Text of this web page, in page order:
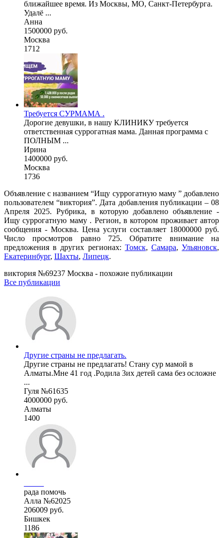
ближайшее время. Из Москвы, МО, Санкт-Петербурга.
Удалё ...
Анна
1500000 руб.
Москва
1712
Требуется СУРМАМА .
Дорогие девушки, в нашу КЛИНИКУ требуется
ответственная суррогатная мама. Данная программа с
ПОЛНЫМ ...
Ирина
1400000 руб.
Москва
1736
Объявление с названием “Ищу суррогатную маму ” добавлено
пользователем “виктория”. Дата добавления публикации – 08
Апреля 2025. Рубрика, в которую добавлено объявление -
Ищу суррогатную маму . Регион, в котором проживает автор
сообщения - Москва. Цена услуги составляет 18000000 руб.
Число просмотров равно 725. Обратите внимание на
предложения в других регионах: Томск, Самара,Ульяновск,
Екатеринбург, Шахты, Липецк.
виктория №69237 Москва - похожие публикации
Все публикации
Другие страны не предлагать.
Другие страны не предлагать! Стану сур мамой в
Алматы.Мне 41 год .Родила 3их детей сама без осложне
...
Гуля №61635
4000000 руб.
Алматы
1400
рада помочь
Алла №62025
206009 руб.
Бишкек
1186